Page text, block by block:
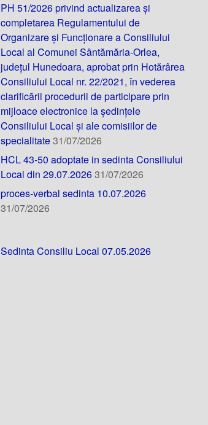
PH 51/2026 privind actualizarea și
completarea Regulamentului de
Organizare și Funcționare a Consiliului
Local al Comunei Sântămăria-Orlea,
județul Hunedoara, aprobat prin Hotărârea
Consiliului Local nr. 22/2021, în vederea
clarificării procedurii de participare prin
mijloace electronice la ședințele
Consiliului Local și ale comisiilor de
specialitate31/07/2026
HCL 43-50 adoptate in sedinta Consiliului
Local din 29.07.202631/07/2026
proces-verbal sedinta 10.07.2026
31/07/2026
Sedinta Consiliu Local 07.05.2026